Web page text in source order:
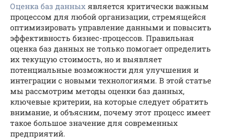
Оценка баз данных является критически важным
процессом для любой организации, стремящейся
оптимизировать управление данными и повысить
эффективность бизнес-процессов. Правильная
оценка баз данных не только помогает определить
их текущую стоимость, но и выявляет
потенциальные возможности для улучшения и
интеграции с новыми технологиями. В этой статье
мы рассмотрим методы оценки баз данных,
ключевые критерии, на которые следует обратить
внимание, и объясним, почему этот процесс имеет
такое большое значение для современных
предприятий.